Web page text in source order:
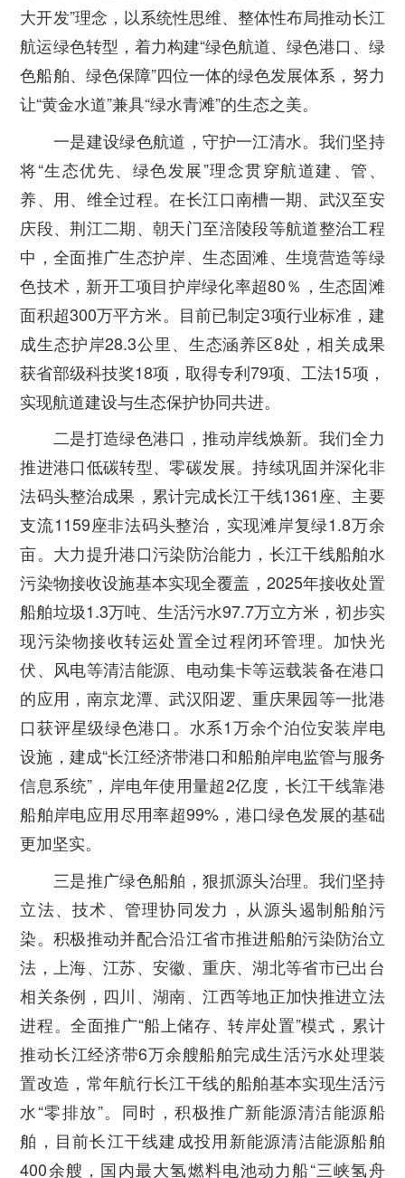
大开发”理念，以系统性思维、整体性布局推动长江
航运绿色转型，着力构建“绿色航道、绿色港口、绿
色船舶、绿色保障”四位一体的绿色发展体系，努力
让“黄金水道”兼具“绿水青滩”的生态之美。
一是建设绿色航道，守护一江清水。 我们坚持
将“生态优先、绿色发展”理念贯穿航道建、管、
养、用、维全过程。在长江口南槽一期、武汉至安
庆段、荆江二期、朝天门至涪陵段等航道整治工程
中，全面推广生态护岸、生态固滩、生境营造等绿
色技术，新开工项目护岸绿化率超80％，生态固滩
面积超300万平方米。目前已制定3项行业标准，建
成生态护岸28.3公里、生态涵养区8处，相关成果
获省部级科技奖18项，取得专利79项、工法15项，
实现航道建设与生态保护协同共进。
二是打造绿色港口，推动岸线焕新。 我们全力
推进港口低碳转型、零碳发展。持续巩固并深化非
法码头整治成果，累计完成长江干线1361座、主要
支流1159座非法码头整治，实现滩岸复绿1.8万余
亩。大力提升港口污染防治能力，长江干线船舶水
污染物接收设施基本实现全覆盖，2025年接收处置
船舶垃圾1.3万吨、生活污水97.7万立方米，初步实
现污染物接收转运处置全过程闭环管理。加快光
伏、风电等清洁能源、电动集卡等运载装备在港口
的应用，南京龙潭、武汉阳逻、重庆果园等一批港
口获评星级绿色港口。水系1万余个泊位安装岸电
设施，建成“长江经济带港口和船舶岸电监管与服务
信息系统”，岸电年使用量超2亿度，长江干线靠港
船舶岸电应用尽用率超99%，港口绿色发展的基础
更加坚实。
三是推广绿色船舶，狠抓源头治理。 我们坚持
立法、技术、管理协同发力，从源头遏制船舶污
染。积极推动并配合沿江省市推进船舶污染防治立
法，上海、江苏、安徽、重庆、湖北等省市已出台
相关条例，四川、湖南、江西等地正加快推进立法
进程。全面推广“船上储存、转岸处置”模式，累计
推动长江经济带6万余艘船舶完成生活污水处理装
置改造，常年航行长江干线的船舶基本实现生活污
水“零排放”。同时，积极推广新能源清洁能源船
舶，目前长江干线建成投用新能源清洁能源船舶
400余艘，国内最大氢燃料电池动力船“三峡氢舟